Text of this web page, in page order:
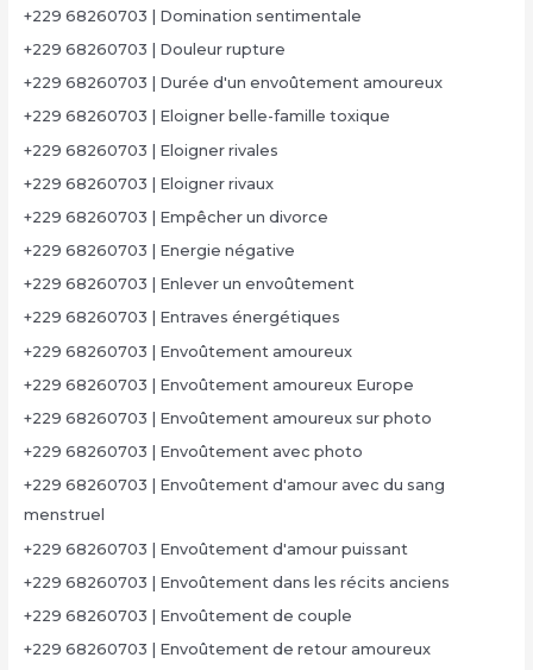
+229 68260703 | Domination sentimentale
+229 68260703 | Douleur rupture
+229 68260703 | Durée d'un envoûtement amoureux
+229 68260703 | Eloigner belle-famille toxique
+229 68260703 | Eloigner rivales
+229 68260703 | Eloigner rivaux
+229 68260703 | Empêcher un divorce
+229 68260703 | Energie négative
+229 68260703 | Enlever un envoûtement
+229 68260703 | Entraves énergétiques
+229 68260703 | Envoûtement amoureux
+229 68260703 | Envoûtement amoureux Europe
+229 68260703 | Envoûtement amoureux sur photo
+229 68260703 | Envoûtement avec photo
+229 68260703 | Envoûtement d'amour avec du sang
menstruel
+229 68260703 | Envoûtement d'amour puissant
+229 68260703 | Envoûtement dans les récits anciens
+229 68260703 | Envoûtement de couple
+229 68260703 | Envoûtement de retour amoureux